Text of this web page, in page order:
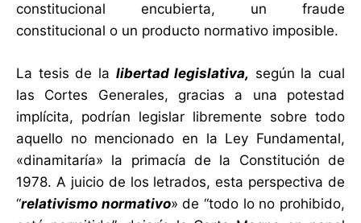
constitucional encubierta, un fraude
constitucional o un producto normativo imposible.
La tesis de la libertad legislativa, según la cual
las Cortes Generales, gracias a una potestad
implícita, podrían legislar libremente sobre todo
aquello no mencionado en la Ley Fundamental,
«dinamitaría» la primacía de la Constitución de
1978. A juicio de los letrados, esta perspectiva de
“relativismo normativo» de “todo lo no prohibido,